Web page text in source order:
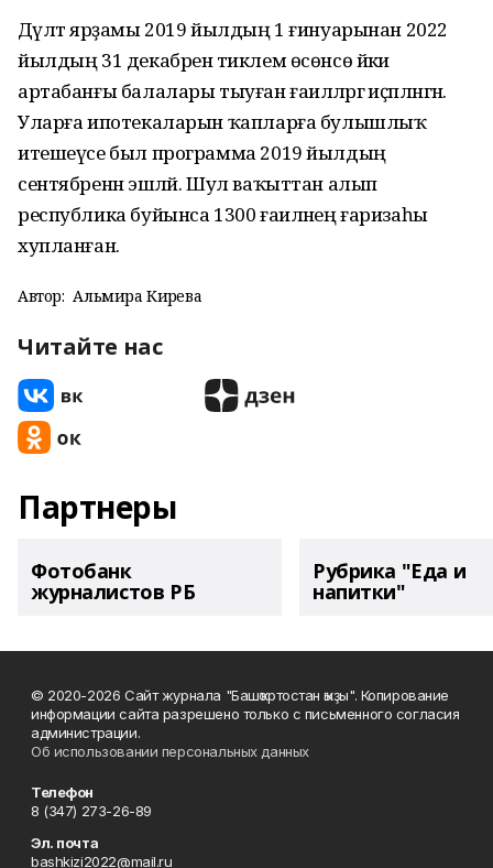
Дәүләт ярҙамы 2019 йылдың 1 ғинуарынан 2022
йылдың 31 декабренә тиклем өсөнсө йәки
артабанғы балалары тыуған ғаиләләргә иҫәпләнгән.
Уларға ипотекаларын ҡапларға булышлыҡ
итешеүсе был программа 2019 йылдың
сентябренән эшләй. Шул ваҡыттан алып
республика буйынса 1300 ғаиләнең ғаризаһы
хупланған.
Автор: Альмира Кирәева
Читайте нас
Партнеры
Фотобанк
журналистов РБ
Рубрика "Еда и
напитки"
© 2020-2026 Сайт журнала "Башҡортостан ҡыҙы". Копирование
информации сайта разрешено только с письменного согласия
администрации.
Об использовании персональных данных
Телефон
8 (347) 273-26-89
Эл. почта
bashkizi2022@mail.ru